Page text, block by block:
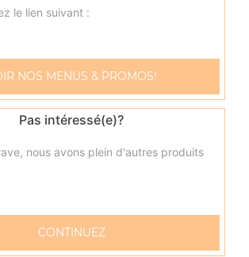
senior
mozzarella, anchois, câpres, olives
17.00€
le lien suivant :
NOS MENUS & PROMOS!
Pas intéressé(e)?
nous avons plein d'autres produits
CONTINUEZ